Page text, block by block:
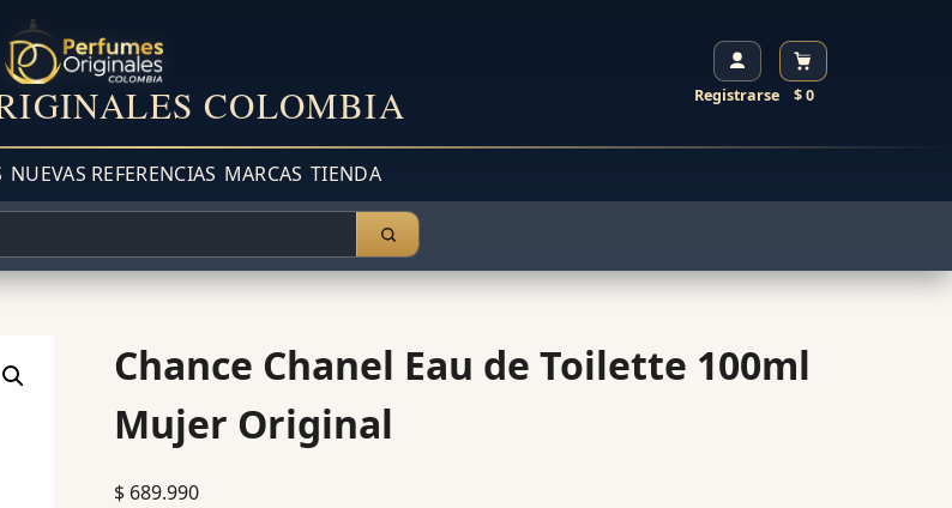
COLOMBIA Registrarse $ 0
NUEVAS REFERENCIAS MARCAS TIENDA
Chance Chanel Eau de Toilette 100ml
Mujer Original
$689.990